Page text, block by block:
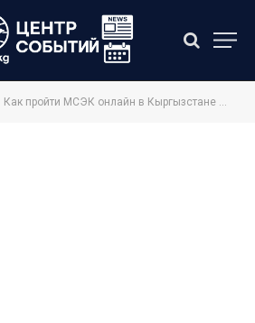
Как пройти МСЭК онлайн в Кыргызстане 2026: подробная инструкция